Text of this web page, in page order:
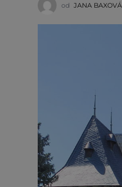
od JANA BAXOVÁ